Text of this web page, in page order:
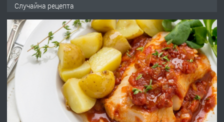
преди 10 месеца
ПРЕДЛАГА
Професионална броячна машина -
със сертификат от ЕЦБ
преди 1 година
Случайна рецепта